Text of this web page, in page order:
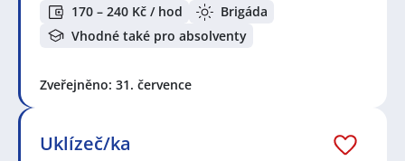
170 – 240 Kč / hod
Brigáda
Vhodné také pro absolventy
Zveřejněno: 31. července
Uklízeč/ka